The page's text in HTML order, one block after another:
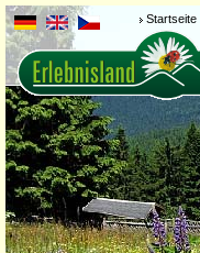
Startseite